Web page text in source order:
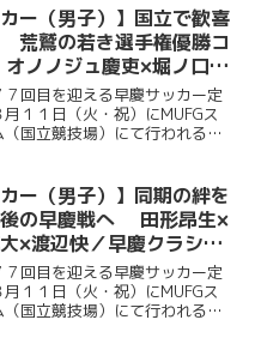
つ。今回ケイスポでは選手だけ
、グラウンドマ...
カー（男子）】国立で歓喜
荒鷲の若き選手権優勝コ
ノノジュ慶吏×堀ノ口瑛
クラシコ２０２６直前企
７回目を迎える早慶サッカー定
１１日（火・祝）にMUFGス
（国立競技場）にて行われる。
つ。今回ケイスポでは選手だけ
グラウンドマ...
カー（男子）】同期の絆を
の早慶戦へ 田形昂生×
×渡辺快／早慶クラシコ
直前企画第６弾
７回目を迎える早慶サッカー定
１１日（火・祝）にMUFGス
（国立競技場）にて行われる。